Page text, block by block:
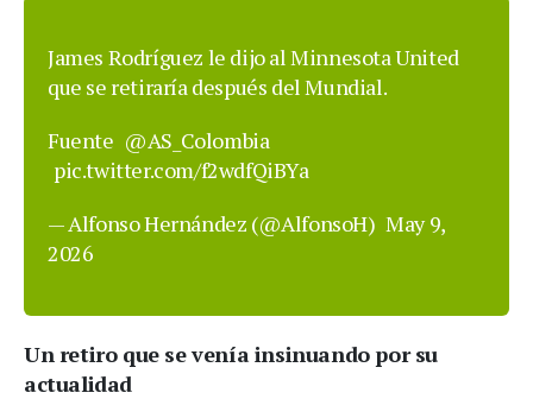
James Rodríguez le dijo al Minnesota United
que se retiraría después del Mundial.
Fuente @AS_Colombia
pic.twitter.com/f2wdfQiBYa
— Alfonso Hernández (@AlfonsoH) May 9,
2026
Un retiro que se venía insinuando por su
actualidad